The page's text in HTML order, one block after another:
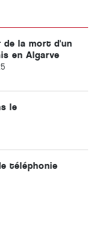
la mort d'un
en Algarve
le
téléphonie